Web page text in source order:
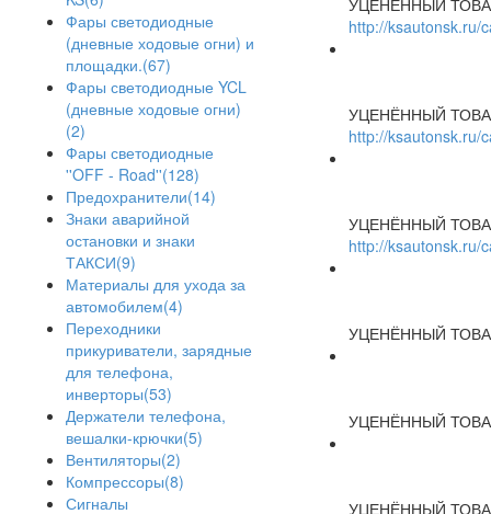
Фары светодиодные
(дневные ходовые огни) и
площадки.(67)
Фары светодиодные YCL
(дневные ходовые огни)
(2)
Фары светодиодные
''OFF - Road''(128)
Предохранители(14)
Знаки аварийной
остановки и знаки
ТАКСИ(9)
Материалы для ухода за
автомобилем(4)
Переходники
прикуриватели, зарядные
для телефона,
инверторы(53)
Держатели телефона,
вешалки-крючки(5)
Вентиляторы(2)
Компрессоры(8)
Сигналы
http://ksautonsk.ru/
УЦЕНЁННЫЙ
http://ksautonsk.ru/
УЦЕНЁННЫЙ
http://ksautonsk.ru/
УЦЕНЁННЫЙ
УЦЕНЁННЫЙ
УЦЕНЁННЫЙ